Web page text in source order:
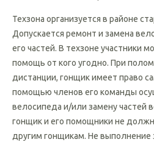
и техническая помощь.
Техзона организуется в районе
Допускается ремонт и замена
его частей. В техзоне участники
помощь от кого угодно. При
дистанции, гонщик имеет право
помощью членов его команды
велосипеда и/или замену частей